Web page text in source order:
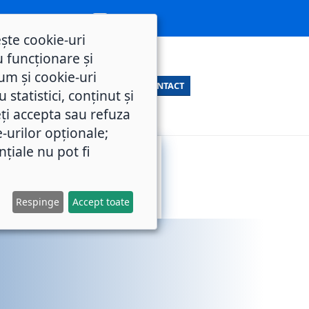
CONTACT
cookie-uri
funcționare și
și cookie-uri
statistici, conținut și
accepta sau refuza
urilor opționale;
nu pot fi
Respinge Accept toate